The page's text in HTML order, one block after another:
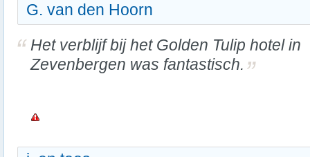
G. van den Hoorn
Het verblijf bij het Golden Tulip hotel in
Zevenbergen was fantastisch.